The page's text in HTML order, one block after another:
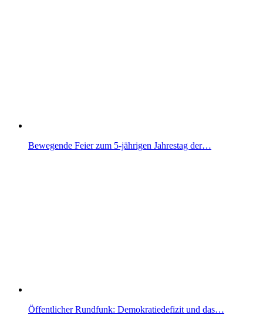
Bewegende Feier zum 5-jährigen Jahrestag der…
Öffentlicher Rundfunk: Demokratiedefizit und das…